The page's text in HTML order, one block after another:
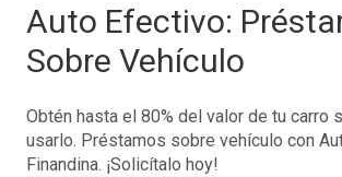
Auto Efectivo:
Sobre Vehículo
Obtén hasta el 80% del valor de tu carro
usarlo. Préstamos sobre vehículo con
Finandina. ¡Solicítalo hoy!